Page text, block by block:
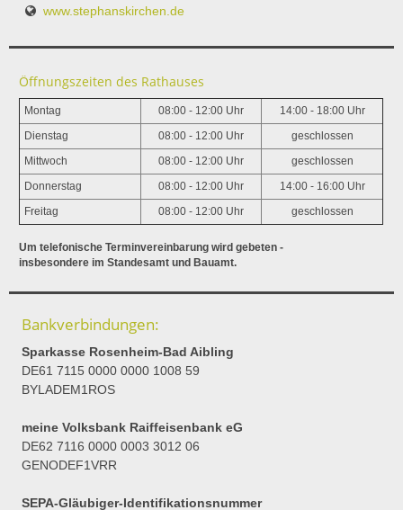
www.stephanskirchen.de
Öffnungszeiten des Rathauses
Montag 08:00 - 12:00 Uhr 14:00 - 18:00 Uhr
Dienstag 08:00 - 12:00 Uhr geschlossen
Mittwoch 08:00 - 12:00 Uhr geschlossen
Donnerstag 08:00 - 12:00 Uhr 14:00 - 16:00 Uhr
Freitag 08:00 - 12:00 Uhr geschlossen
Um telefonische Terminvereinbarung wird gebeten -
insbesondere im Standesamt und Bauamt.
Bankverbindungen:
Sparkasse Rosenheim-Bad Aibling
DE61 7115 0000 0000 1008 59
BYLADEM1ROS
meine Volksbank Raiffeisenbank eG
DE62 7116 0000 0003 3012 06
GENODEF1VRR
SEPA-Gläubiger-Identifikationsnummer